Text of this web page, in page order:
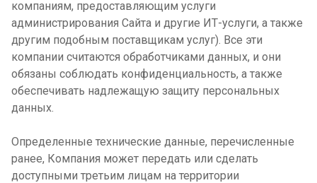
компаниям, предоставляющим услуги
администрирования Сайта и другие ИТ-услуги, а также
другим подобным поставщикам услуг). Все эти
компании считаются обработчиками данных, и они
обязаны соблюдать конфиденциальность, а также
обеспечивать надлежащую защиту персональных
данных.
Определенные технические данные, перечисленные
ранее, Компания может передать или сделать
доступными третьим лицам на территории